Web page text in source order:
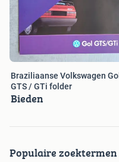
Braziliaanse Volkswagen Gol
GTS / GTi folder
Bieden
Populaire zoektermen